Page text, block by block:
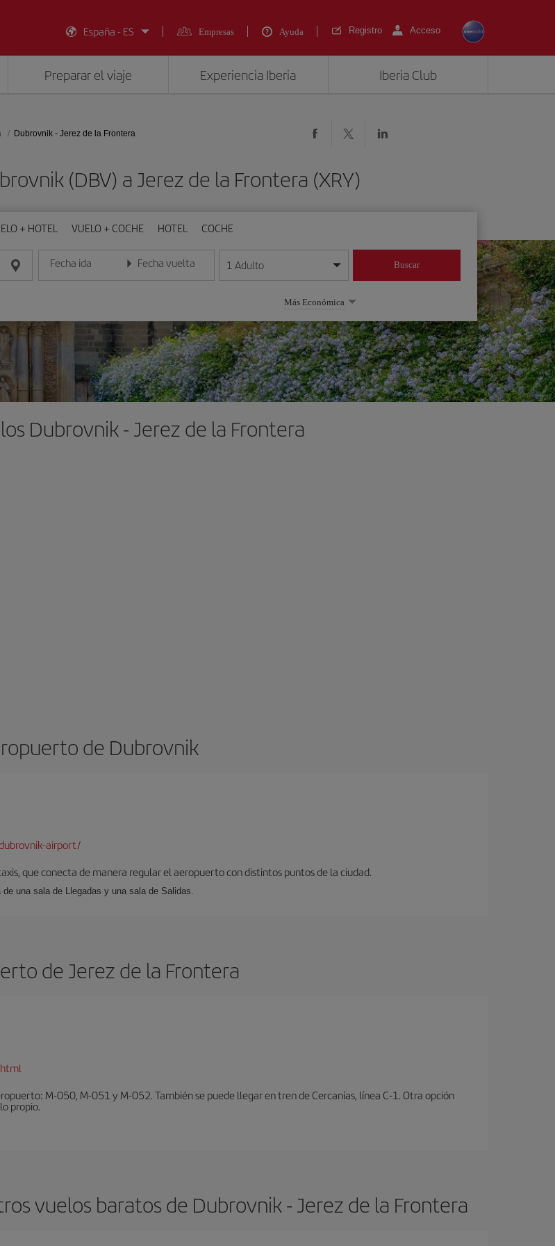
España - ES
Empresas Ayuda Registro Acceso
Preparar el viaje Experiencia Iberia Iberia Club
Dubrovnik - Jerez de la Frontera
(DBV) a Jerez de la Frontera (XRY)
+ HOTEL VUELO + COCHE HOTEL COCHE
Fecha ida
Introduce la fecha en formato día/mes/año
Fecha vuelta
Introduce la fecha en formato día/mes/año
1 Adulto Buscar
Más Económica
Dubrovnik - Jerez de la Frontera
de Dubrovnik
airport/
que conecta de manera regular el aeropuerto con distintos puntos de la ciudad.
una sala de Llegadas y una sala de Salidas.
de Jerez de la Frontera
M-050, M-051 y M-052. También se puede llegar en tren de Cercanías, línea C-1. Otra opción
propio.
vuelos baratos de Dubrovnik - Jerez de la Frontera